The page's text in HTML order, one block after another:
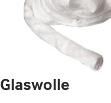
Glaswolle